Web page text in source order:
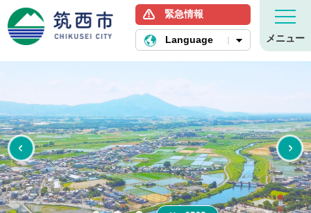
筑西市ホームページ
緊急情報
Language メニュー
Previous